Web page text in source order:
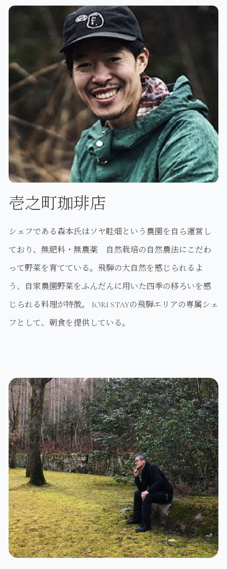
壱之町珈琲店
シェフである森本氏はソヤ畦畑という農園を自ら運営し
ており、無肥料・無農薬 自然栽培の自然農法にこだわ
って野菜を育てている。飛騨の大自然を感じられるよ
う、自家農園野菜をふんだんに用いた四季の移ろいを感
じられる料理が特徴。 IORI STAYの飛騨エリアの専属シェ
フとして、朝食を提供している。